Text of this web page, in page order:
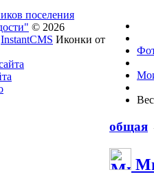
общая
поселения
© 2026
InstantCMS Иконки от